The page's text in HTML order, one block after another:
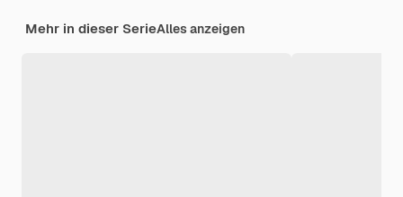
Mehr in dieser SerieAlles anzeigen